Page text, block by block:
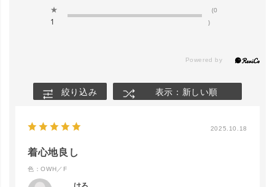
OWH／F
★
1
(0
)
絞り込み 表示：新しい順
2025.10.18
着心地良し
色：OWH／F